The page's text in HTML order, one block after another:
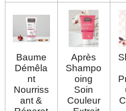
Baume
Démêla
nt
Nourriss
ant &
Après
Shampo
oing
Soin
Couleur